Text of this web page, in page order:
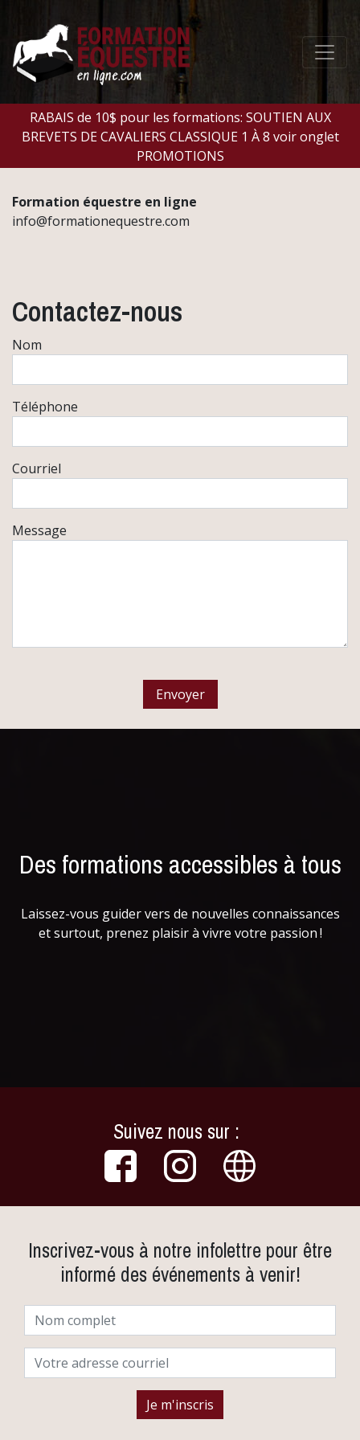
RABAIS de 10$ pour les formations: SOUTIEN AUX
BREVETS DE CAVALIERS CLASSIQUE 1 À 8 voir onglet
PROMOTIONS
Formation équestre en ligne
info@formationequestre.com
Contactez-nous
Nom
Téléphone
Courriel
Message
Des formations accessibles à tous
Laissez-vous guider vers de nouvelles connaissances
et surtout, prenez plaisir à vivre votre passion !
Suivez nous sur :
Inscrivez-vous à notre infolettre pour être
informé des événements à venir!